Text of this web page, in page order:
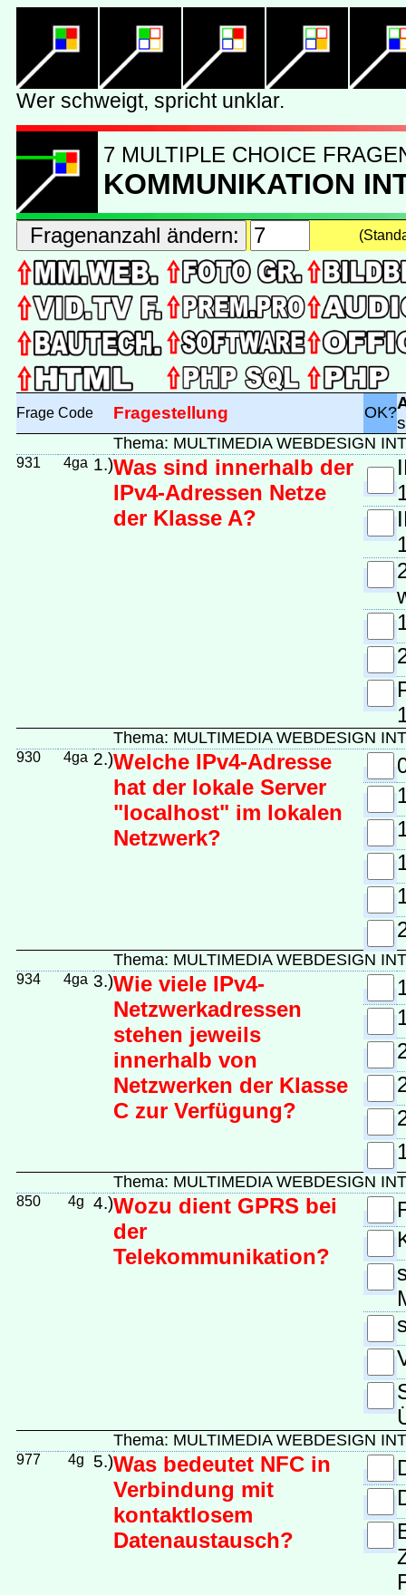
7 MULTIPLE CHOICE
KOMMUNIKATION
Frage Code Fragestellung OK?
Thema: MULTIMEDIA WEBDESIGN
931 4ga 1.)Was sind innerhalb der
IPv4-Adressen Netze
der Klasse A?
Thema: MULTIMEDIA WEBDESIGN
930 4ga 2.)Welche IPv4-Adresse
hat der lokale Server
"localhost" im lokalen
Netzwerk?
Thema: MULTIMEDIA WEBDESIGN
934 4ga 3.)Wie viele IPv4-
Netzwerkadressen
stehen jeweils
innerhalb von
Netzwerken der Klasse
C zur Verfügung?
Thema: MULTIMEDIA WEBDESIGN
850 4g 4.)Wozu dient GPRS bei
der
Telekommunikation?
Thema: MULTIMEDIA WEBDESIGN
977 4g 5.)Was bedeutet NFC in
Verbindung mit
kontaktlosem
Datenaustausch?